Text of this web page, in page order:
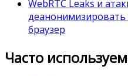
WebRTC Leaks и
деанонимизировать
браузер
Часто